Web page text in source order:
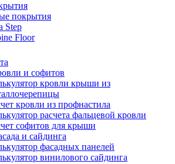
покрытия
Step
Floor
и софитов
кровли крыши из
кровли из профнастила
расчета фальцевой кровли
софитов для крыши
и сайдинга
фасадных панелей
винилового сайдинга